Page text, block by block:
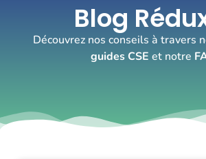
Blog
Découvrez nos conseils à travers
guides CSE et notre